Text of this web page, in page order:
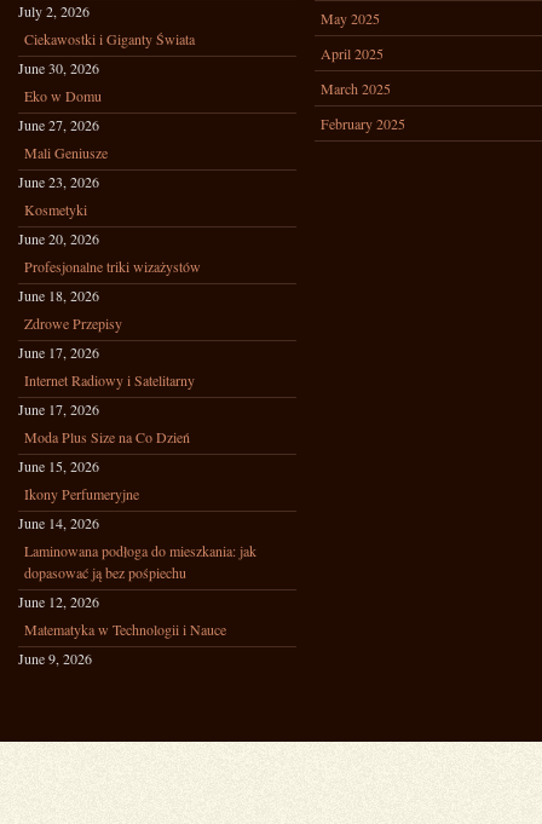
July 2, 2026
Ciekawostki i Giganty Świata
June 30, 2026
Eko w Domu
June 27, 2026
Mali Geniusze
June 23, 2026
Kosmetyki
June 20, 2026
Profesjonalne triki wizażystów
June 18, 2026
Zdrowe Przepisy
June 17, 2026
Internet Radiowy i Satelitarny
June 17, 2026
Moda Plus Size na Co Dzień
June 15, 2026
Ikony Perfumeryjne
June 14, 2026
Laminowana podłoga do mieszkania: jak
dopasować ją bez pośpiechu
June 12, 2026
Matematyka w Technologii i Nauce
June 9, 2026
May 2025
April 2025
March 2025
February 2025